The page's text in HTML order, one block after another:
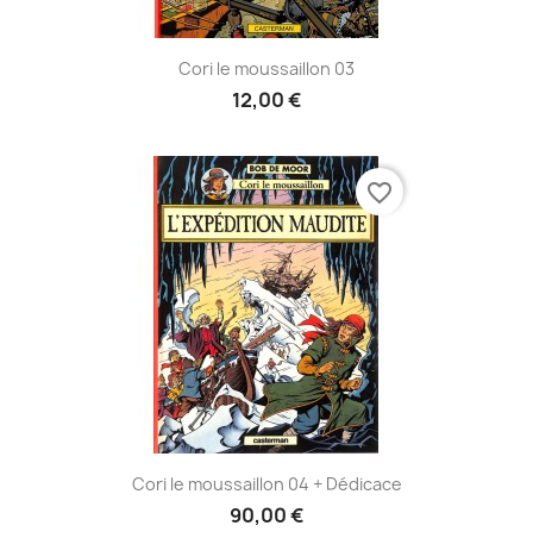
Cori le moussaillon 03
12,00 €
Cori le moussaillon 04 + Dédicace
90,00 €
favorite_border